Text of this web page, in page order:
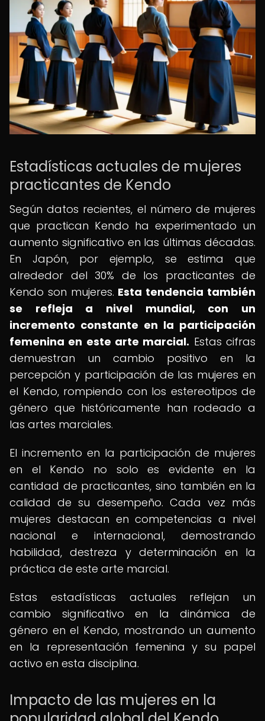
Estadísticas actuales de mujeres
practicantes de Kendo
Según datos recientes, el número de mujeres
que practican Kendo ha experimentado un
aumento significativo en las últimas décadas.
En Japón, por ejemplo, se estima que
alrededor del 30% de los practicantes de
Kendo son mujeres. Esta tendencia también
se refleja a nivel mundial, con un
incremento constante en la participación
femenina en este arte marcial. Estas cifras
demuestran un cambio positivo en la
percepción y participación de las mujeres en
el Kendo, rompiendo con los estereotipos de
género que históricamente han rodeado a
las artes marciales.
El incremento en la participación de mujeres
en el Kendo no solo es evidente en la
cantidad de practicantes, sino también en la
calidad de su desempeño. Cada vez más
mujeres destacan en competencias a nivel
nacional e internacional, demostrando
habilidad, destreza y determinación en la
práctica de este arte marcial.
Estas estadísticas actuales reflejan un
cambio significativo en la dinámica de
género en el Kendo, mostrando un aumento
en la representación femenina y su papel
activo en esta disciplina.
Impacto de las mujeres en la